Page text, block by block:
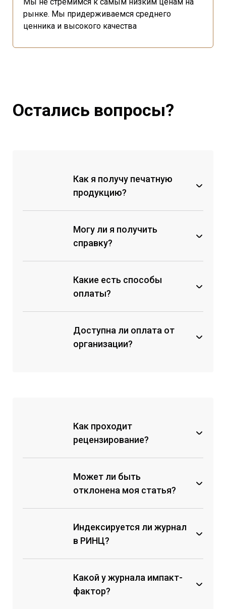
рынке. Мы придерживаемся среднего
ценника и высокого качества
Остались вопросы?
Как я получу печатную
продукцию?
Могу ли я получить
справку?
Какие есть способы
оплаты?
через кассу любого банка по
счету на оплату;
Доступна ли оплата от
организации?
Как проходит
рецензирование?
Может ли быть
отклонена моя статья?
Коллектив авторов не внес
организационный взнос;
оформлению и структуре
статьи, и авторы не вносят
правки;
Индексируется ли журнал
в РИНЦ?
Какой у журнала импакт-
фактор?